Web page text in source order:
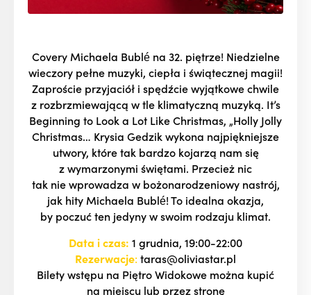
Covery Michaela Bublé na 32. piętrze! Niedzielne
wieczory pełne muzyki, ciepła i świątecznej magii!
Zaproście przyjaciół i spędźcie wyjątkowe chwile
z rozbrzmiewającą w tle klimatyczną muzyką. It’s
Beginning to Look a Lot Like Christmas, „Holly Jolly
Christmas… Krysia Gedzik wykona najpiękniejsze
utwory, które tak bardzo kojarzą nam się
z wymarzonymi świętami. Przecież nic
tak nie wprowadza w bożonarodzeniowy nastrój,
jak hity Michaela Bublé! To idealna okazja,
by poczuć ten jedyny w swoim rodzaju klimat.
Data i czas: 1 grudnia, 19:00-22:00
Rezerwacje: taras@oliviastar.pl
Bilety wstępu na Piętro Widokowe można kupić
na miejscu lub przez stronę